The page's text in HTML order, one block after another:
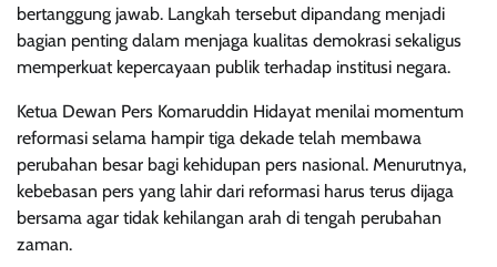
bertanggung jawab. Langkah tersebut dipandang menjadi
bagian penting dalam menjaga kualitas demokrasi sekaligus
memperkuat kepercayaan publik terhadap institusi negara.
Ketua Dewan Pers Komaruddin Hidayat menilai momentum
reformasi selama hampir tiga dekade telah membawa
perubahan besar bagi kehidupan pers nasional. Menurutnya,
kebebasan pers yang lahir dari reformasi harus terus dijaga
bersama agar tidak kehilangan arah di tengah perubahan
zaman.